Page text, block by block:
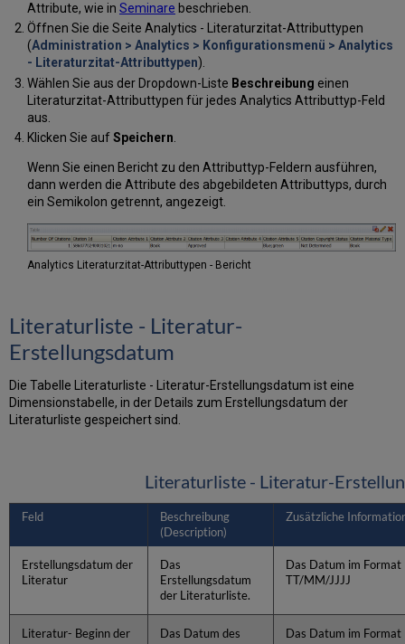
Attribute, wie in Seminare beschrieben.
Öffnen Sie die Seite Analytics - Literaturzitat-Attributtypen
(Administration > Analytics > Konfigurationsmenü > Analytics
- Literaturzitat-Attributtypen).
Wählen Sie aus der Dropdown-Liste Beschreibung einen
Literaturzitat-Attributtypen für jedes Analytics Attributtyp-Feld
aus.
Klicken Sie aufSpeichern
Wenn Sie einen Bericht zu den Attributtyp-Feldern ausführen,
dann werden die Attribute des abgebildeten Attributtyps, durch
ein Semikolon getrennt, angezeigt.
Analytics Literaturzitat-Attributtypen - Bericht
Literaturliste - Literatur-
Erstellungsdatum
Die Tabelle Literaturliste - Literatur-Erstellungsdatum ist eine
Dimensionstabelle, in der Details zum Erstellungsdatum der
Literaturliste gespeichert sind.
Literaturliste - Literatur-
Feld
Beschreibung
(Description)
Zusätzliche
Erstellungsdatum der
Literatur
Das
Erstellungsdatum
der Literaturliste.
Das Datum im Format
TT/MM/JJJJ
Literatur- Beginn der
Das Datum des
Das Datum im Format